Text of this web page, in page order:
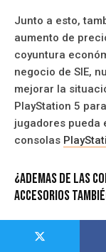
Junto a esto,
aumento de
coyuntura
negocio de SIE,
mejorar la
PlayStation 5
jugadores pueda
consolas
¿Ademas de las
accesorios
Por el momento